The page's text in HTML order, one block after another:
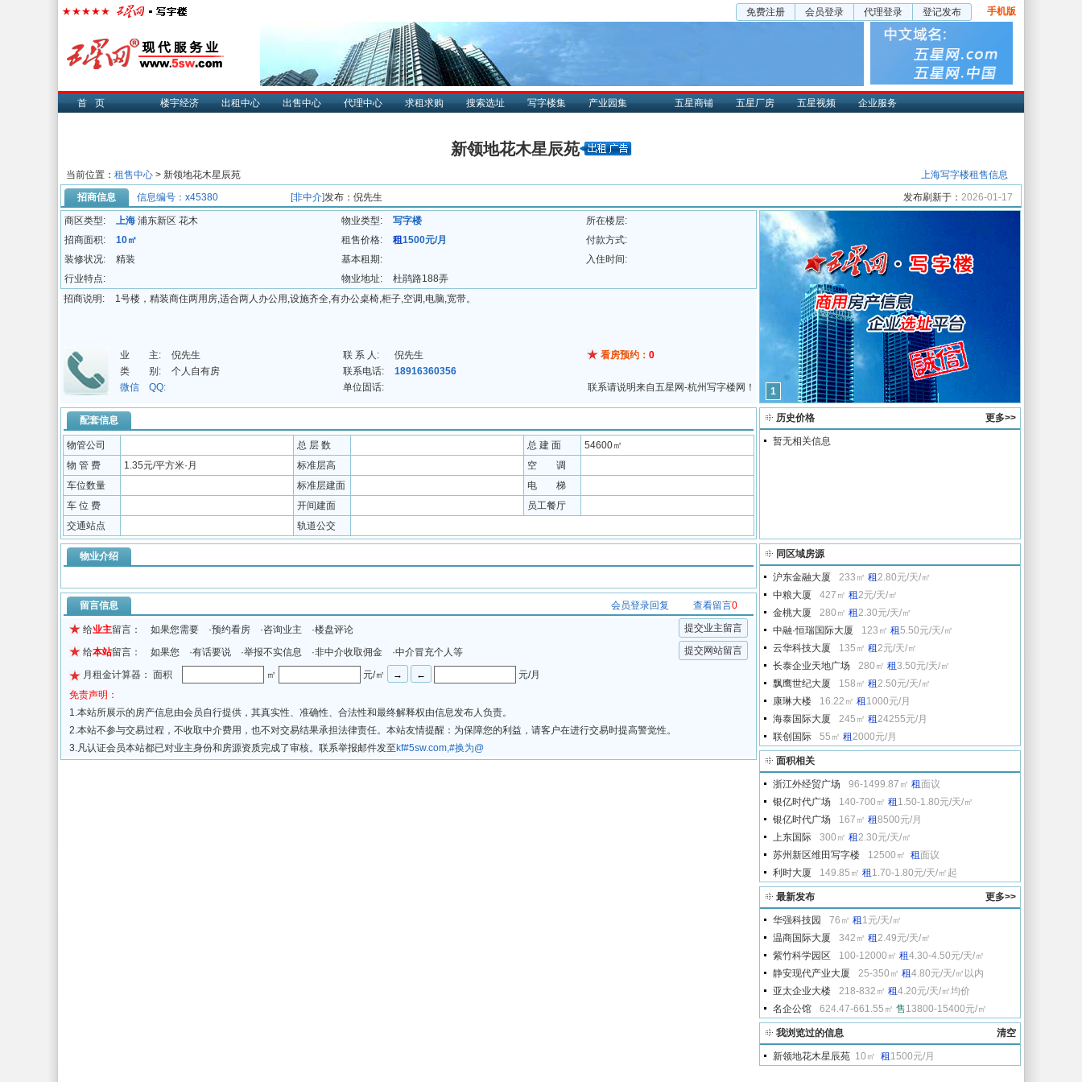
免费注册 会员登录 代理登录 登记发布 手机版
首页 楼宇经济 出租中心 出售中心 代理中心 求租求购 搜索选址 写字楼集 产业园集 五星商铺 五星厂房 五星视频 企业服务
新领地花木星辰苑
当前位置： 租售中心 > 新领地花木星辰苑
上海写字楼租售信息
招商信息
信息编号：x45380 [非中介]发布：倪先生 发布刷新于： 2026-01-17
商区类型: 上海 浦东新区 花木 物业类型: 写字楼
所在楼层:
招商面积:
10㎡ 租售价格: 租1500元/月
付款方式:
装修状况:
精装 基本租期:
入住时间:
行业特点:
物业地址:
杜鹃路188弄
招商说明:
1号楼，精装商住两用房,适合两人办公用,设施齐全,有办公桌椅,柜子,空调,电脑,宽带。
业 主: 倪先生 联 系 人: 倪先生 看房预约： 0
类 别:
个人自有房 联系电话:
18916360356
微信 QQ:
单位固话: 联系请说明来自五星网-杭州写字楼网！
配套信息
物管公司 总 层 数 总 建 面
54600㎡
物 管 费
1.35元/平方米·月 标准层高
空 调
车位数量
标准层建面
电 梯
车 位 费
开间建面
员工餐厅
交通站点
轨道公交
物业介绍
留言信息 0
查看留言
会员登录回复
给业主留言： 如果您需要 ·预约看房 ·咨询业主 ·楼盘评论 提交业主留言
给本站留言： 如果您 ·有话要说 ·举报不实信息 ·非中介收取佣金 ·中介冒充个人等 提交网站留言
月租金计算器： 面积 ㎡ 元/㎡
元/月
免责声明：
1.本站所展示的房产信息由会员自行提供，其真实性、准确性、合法性和最终解释权由信息发布人负责。
2.本站不参与交易过程，不收取中介费用，也不对交易结果承担法律责任。本站友情提醒：为保障您的利益，请客户在进行交易时提高警觉性。
3.凡认证会员本站都已对业主身份和房源资质完成了审核。联系举报邮件发至 kf#5sw.com,#换为@
1
更多>>
历史价格
暂无相关信息
同区域房源
沪东金融大厦 233㎡ 租2.80元/天/㎡
中粮大厦
427㎡ 租2元/天/㎡
金桃大厦
280㎡ 租2.30元/天/㎡
中融·恒瑞国际大厦
123㎡ 租5.50元/天/㎡
云华科技大厦
135㎡ 租2元/天/㎡
长泰企业天地广场
280㎡ 租3.50元/天/㎡
飘鹰世纪大厦
158㎡ 租2.50元/天/㎡
康琳大楼
16.22㎡ 租 1000元/月
海泰国际大厦
245㎡ 租24255元/月
联创国际
55㎡ 租2000元/月
面积相关
浙江外经贸广场 96-1499.87㎡ 租面议
银亿时代广场
140-700㎡ 租 1.50-1.80元/天/㎡
银亿时代广场
167㎡ 租8500元/月
上东国际
300㎡ 租2.30元/天/㎡
苏州新区维田写字楼
12500㎡ 租面议
利时大厦
149.85㎡ 租 1.70-1.80元/天/㎡起
更多>>
最新发布
华强科技园 76㎡ 租 1元/天/㎡
温商国际大厦
342㎡ 租2.49元/天/㎡
紫竹科学园区
100-12000㎡ 租4.30-4.50元/天/㎡
静安现代产业大厦
25-350㎡ 租4.80元/天/㎡以内
亚太企业大楼
218-832㎡ 租4.20元/天/㎡均价
名企公馆
624.47-661.55㎡ 售13800-15400元/㎡
清空
我浏览过的信息
新领地花木星辰苑 10㎡ 租 1500元/月